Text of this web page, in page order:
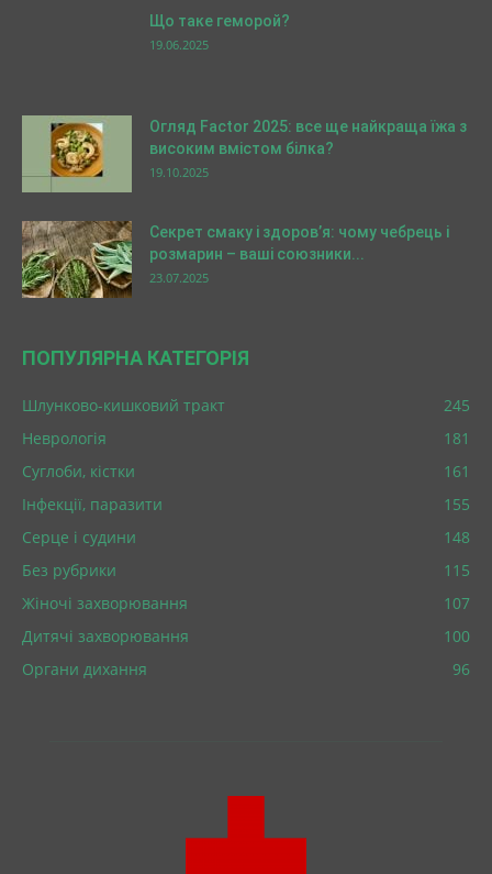
Що таке геморой?
19.06.2025
Огляд Factor 2025: все ще найкраща їжа з
високим вмістом білка?
19.10.2025
Секрет смаку і здоров’я: чому чебрець і
розмарин – ваші союзники...
23.07.2025
ПОПУЛЯРНА КАТЕГОРІЯ
Шлунково-кишковий тракт
245
Неврологія
181
Суглоби, кістки
161
Інфекції, паразити
155
Серце і судини
148
Без рубрики
115
Жіночі захворювання
107
Дитячі захворювання
100
Органи дихання
96